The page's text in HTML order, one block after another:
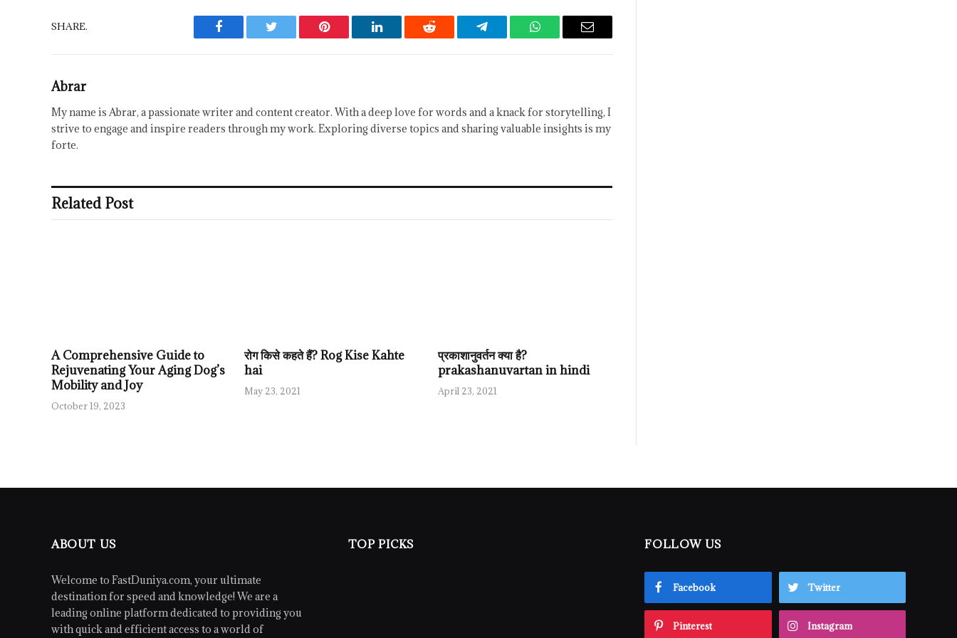
SHARE.
Facebook Twitter Pinterest LinkedIn Reddit Telegram WhatsAppEmail
Abrar
My name is Abrar, a passionate writer and content creator. With a deep love for words and a knack for storytelling, I
strive to engage and inspire readers through my work. Exploring diverse topics and sharing valuable insights is my
forte.
Related Post
A Comprehensive Guide to
Rejuvenating Your Aging Dog’s
Mobility and Joy
October 19, 2023
रोग किसे कहते हैं? Rog Kise Kahte
hai
May 23, 2021
प्रकाशानुवर्तन क्या है?
prakashanuvartan in hindi
April 23, 2021
ABOUT US
Welcome to FastDuniya.com, your ultimate
destination for speed and knowledge! We are a
leading online platform dedicated to providing you
with quick and efficient access to a world of
TOP PICKS FOLLOW US
Facebook Twitter
Pinterest Instagram